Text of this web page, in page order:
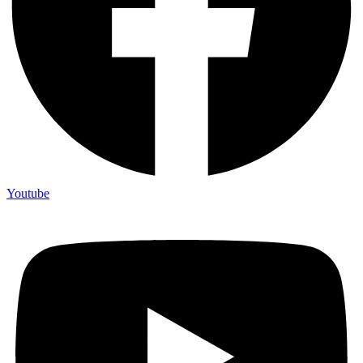
Youtube